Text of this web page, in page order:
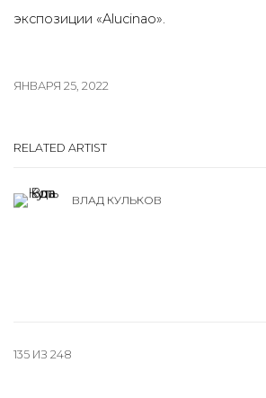
экспозиции «Alucinao».
ЯНВАРЯ 25, 2022
RELATED ARTIST
ВЛАД КУЛЬКОВ
135 ИЗ 248